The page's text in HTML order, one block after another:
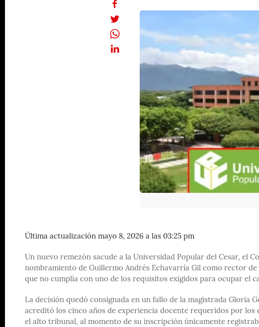
Última actualización mayo 8, 2026 a las 03:25 pm
Un nuevo remezón sacude a la Universidad Popular del Cesar, el
nombramiento de Guillermo Andrés Echavarría Gil como rector
que no cumplía con uno de los requisitos exigidos para ocupar el
La decisión quedó consignada en un fallo de la magistrada Gloria
acreditó los cinco años de experiencia docente requeridos por
el alto tribunal, al momento de su inscripción únicamente